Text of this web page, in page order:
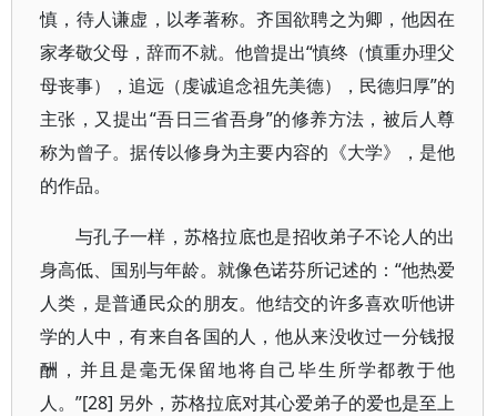
慎，待人谦虚，以孝著称。齐国欲聘之为卿，他因在
家孝敬父母，辞而不就。他曾提出“慎终（慎重办理父
母丧事），追远（虔诚追念祖先美德），民德归厚”的
主张，又提出“吾日三省吾身”的修养方法，被后人尊
称为曾子。据传以修身为主要内容的《大学》，是他
的作品。
与孔子一样，苏格拉底也是招收弟子不论人的出
身高低、国别与年龄。就像色诺芬所记述的：“他热爱
人类，是普通民众的朋友。他结交的许多喜欢听他讲
学的人中，有来自各国的人，他从来没收过一分钱报
酬，并且是毫无保留地将自己毕生所学都教于他
人。”[28] 另外，苏格拉底对其心爱弟子的爱也是至上